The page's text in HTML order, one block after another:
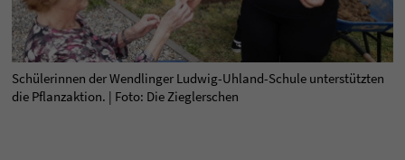
Schülerinnen der Wendlinger Ludwig-Uhland-Schule unterstützten
die Pflanzaktion. | Foto: Die Zieglerschen